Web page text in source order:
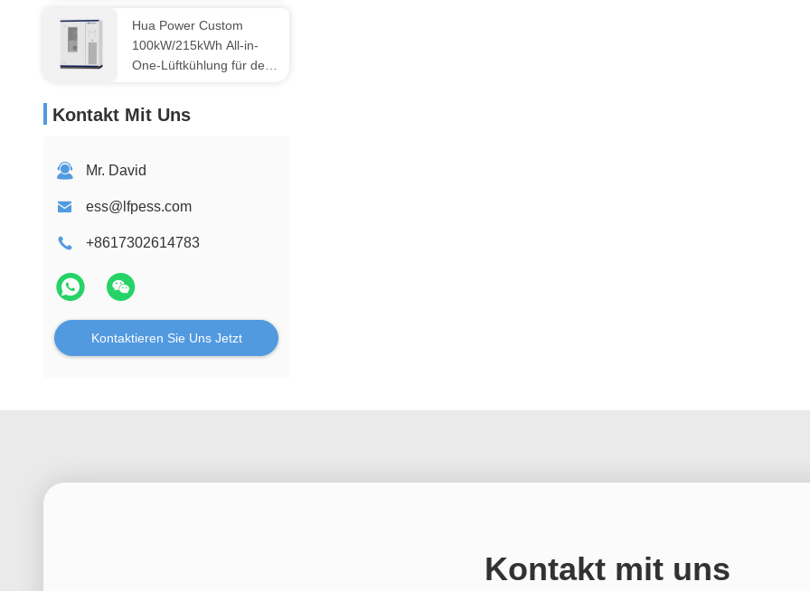
Container-
Energiespeichersystem
Hua Power Custom
100kW/215kWh All-in-
One-Lüftkühlung für den
Kontakt Mit Uns
Mr. David
ess@lfpess.com
+8617302614783
Kontaktieren Sie Uns Jetzt
Kontakt mit uns